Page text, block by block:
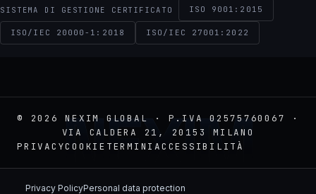
SISTEMA DI GESTIONE CERTIFICATO ISO 9001:2015
ISO/IEC 20000-1:2018 ISO/IEC 27001:2022
© 2026 NEXIM GLOBAL · P.IVA 02575760067 ·
VIA CALDERA 21, 20153 MILANO
PRIVACYCOOKIE TERMINI ACCESSIBILITÀ
NEXIM
Privacy PolicyPersonal data protection